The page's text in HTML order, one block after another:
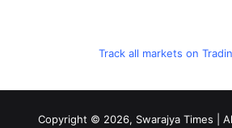
Track all markets on
Copyright © 2026, Swarajya Times |